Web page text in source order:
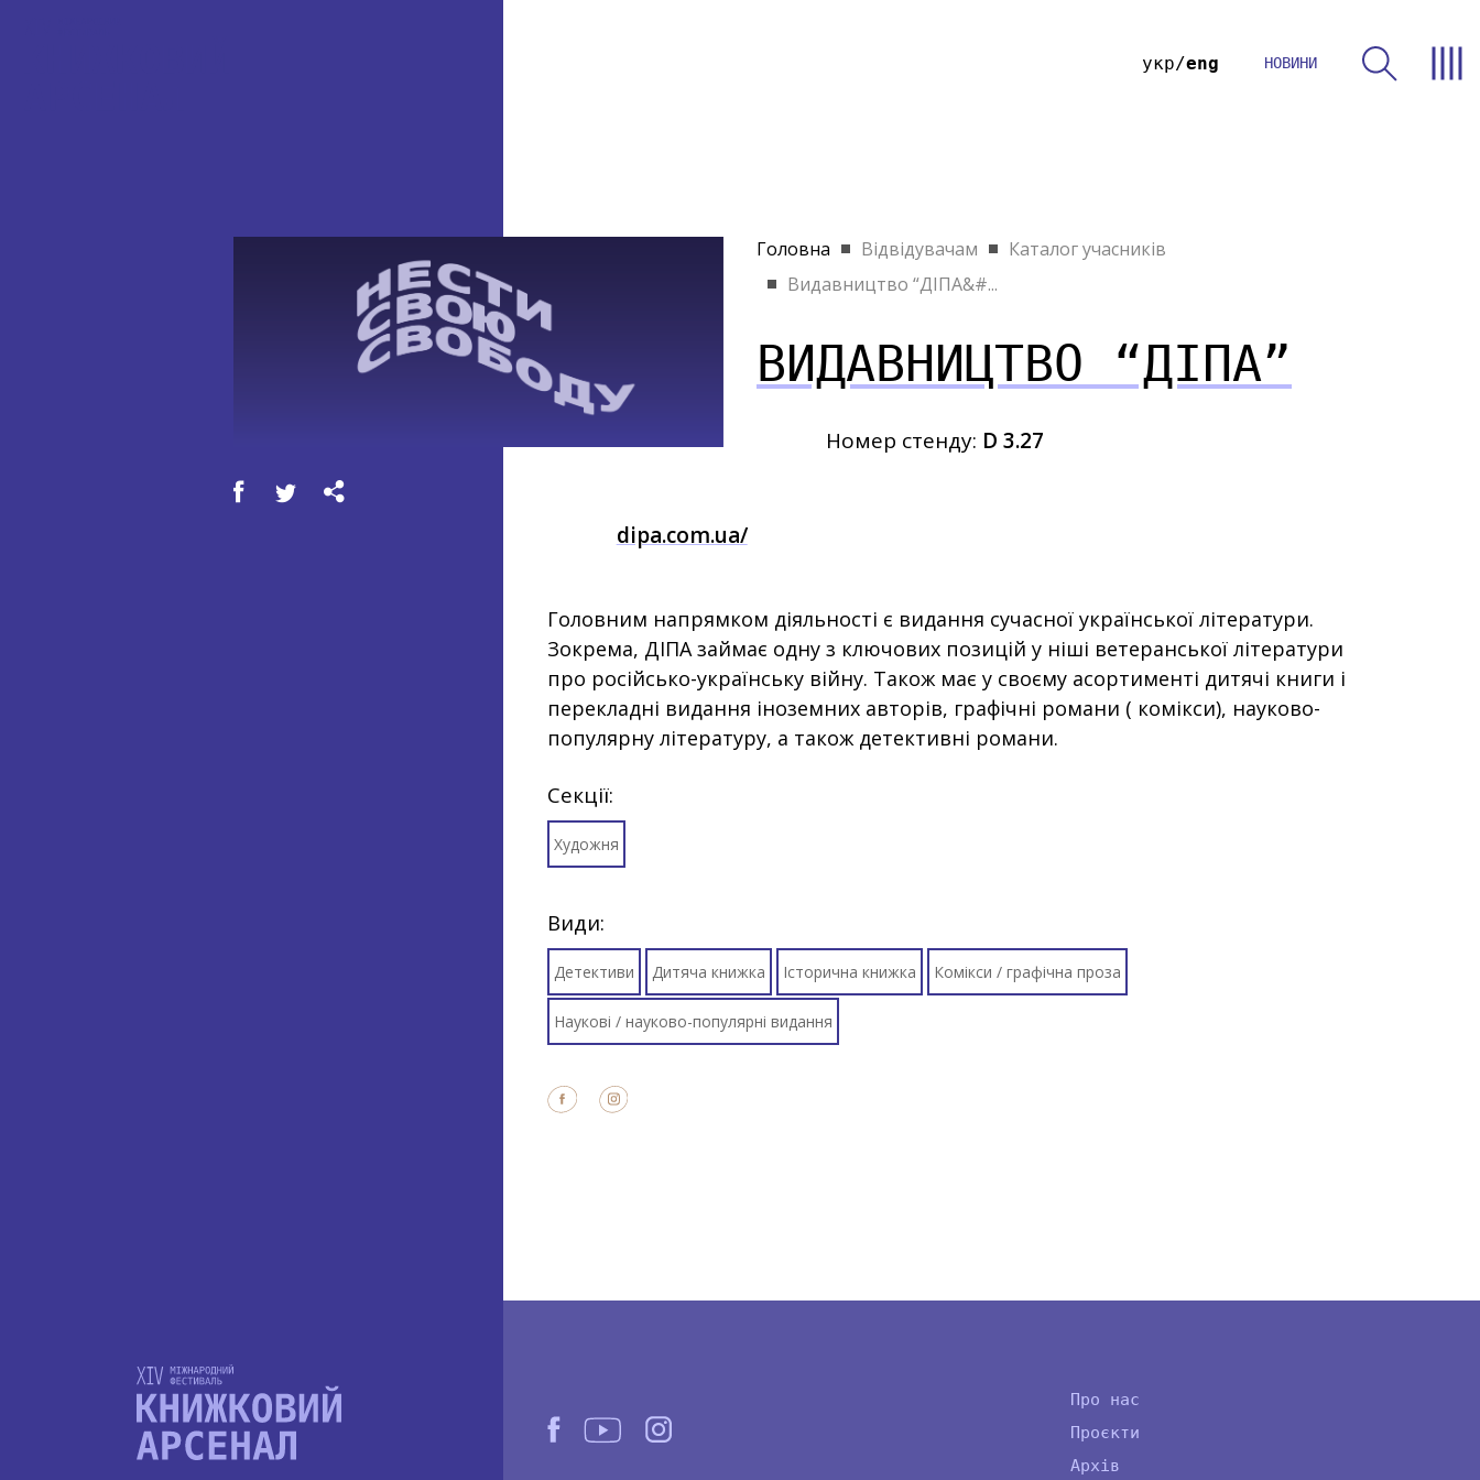
укр eng НОВИНИ
Головна Відвідувачам
Каталог учасників
Видавництво “ДІПА&#...
ВИДАВНИЦТВО “ДІПА”
Номер стенду: D 3.27
dipa.com.ua/
Головним напрямком діяльності є видання сучасної української літератури.
Зокрема, ДІПА займає одну з ключових позицій у ніші ветеранської літератури
про російсько-українську війну. Також має у своєму асортименті дитячі книги і
перекладні видання іноземних авторів, графічні романи ( комікси), науково-
популярну літературу, а також детективні романи.
Секції:
Художня
Види:
Детективи Дитяча книжка Історична книжка Комікси / графічна проза
Наукові / науково-популярні видання
Про нас
Проєкти
Архів